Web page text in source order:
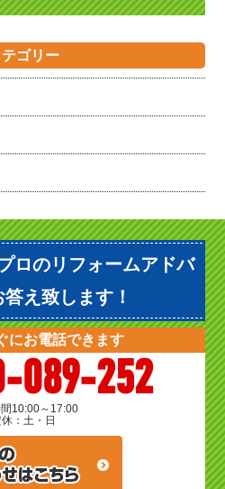
テゴリー
ロのリフォームアドバ
え致します！
にお電話できます
089-252
10:00～17:00
休：土・日